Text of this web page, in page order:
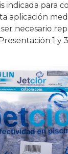
indicada para
aplicación
necesario
1 y